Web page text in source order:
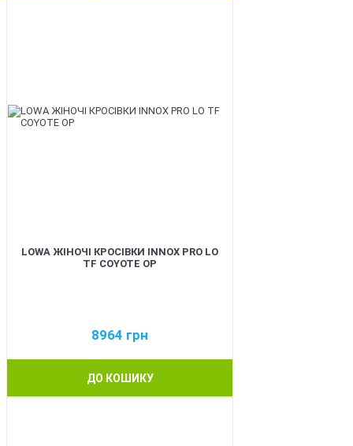
LOWA ЖІНОЧІ КРОСІВКИ INNOX PRO LO
TF COYOTE OP
8964 грн
ДО КОШИКУ